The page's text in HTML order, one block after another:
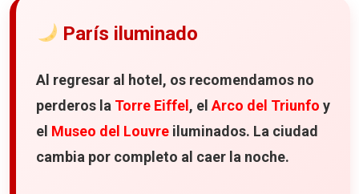
París iluminado
Al regresar al hotel, os recomendamos no
perderos la Torre Eiffel, el Arco del Triunfo y
el Museo del Louvre iluminados. La ciudad
cambia por completo al caer la noche.